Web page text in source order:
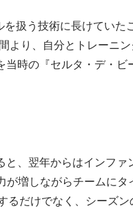
扱う技術に長けていた
り、自分とトレーニ
時の『セルタ・デ・ビ
、翌年からはインフ
増しながらチームにタ
だけでなく、シーズ